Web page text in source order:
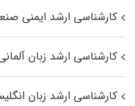
کارشناسی ارشد ایمنی
کارشناسی ارشد زبان
کارشناسی ارشد زبان